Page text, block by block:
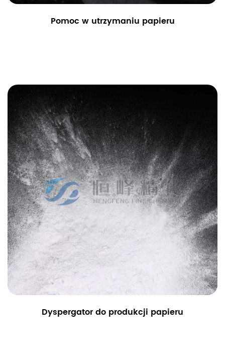
Pomoc w utrzymaniu papieru
Dyspergator do produkcji papieru